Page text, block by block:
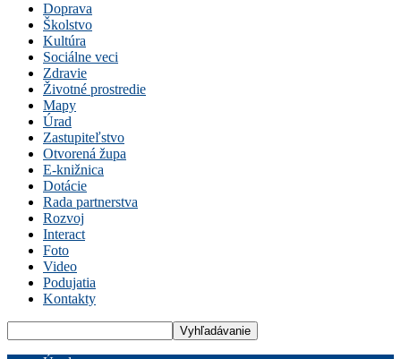
Doprava
Školstvo
Kultúra
Sociálne veci
Zdravie
Životné prostredie
Mapy
Úrad
Zastupiteľstvo
Otvorená župa
E-knižnica
Dotácie
Rada partnerstva
Rozvoj
Interact
Foto
Video
Podujatia
Kontakty